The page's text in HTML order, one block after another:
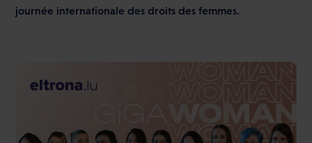
journée internationale des droits des femmes.